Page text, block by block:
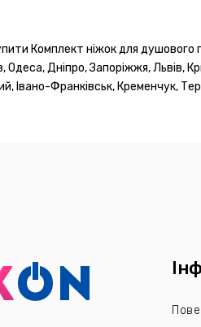
Комплект ніжок для душового
Одеса, Дніпро, Запоріжжя, Львів,
Івано-Франківськ, Кременчук,